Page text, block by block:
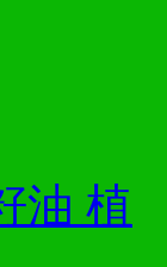
油 植